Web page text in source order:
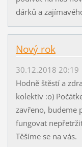
dárků a
Nový rok
30.12.2018 20:19
Hodně štěstí a
kolektiv :o)
zavřeno, budeme
fungovat
Těšíme se na vás.